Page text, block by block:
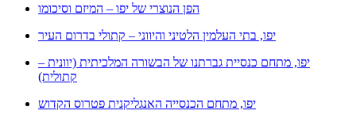
הפן הנוצרי של יפו – המיזם וסיכומו
יפו, בתי העלמין הלטיני והיווני – קתולי בדרום העיר
יפו, מתחם כנסיית גברתנו של הבשורה המלכיתית (יוונית –
קתולית)
יפו, מתחם הכנסייה האנגליקנית פטרוס הקדוש